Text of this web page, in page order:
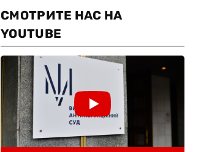
СМОТРИТЕ НАС НА
YOUTUBE